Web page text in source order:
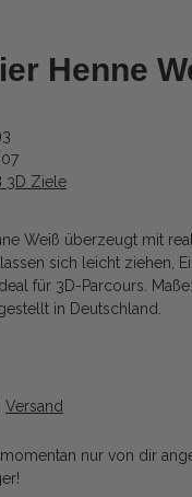
Henne
3D Ziele
Weiß überzeugt mit
sich leicht ziehen,
für 3D-Parcours.
in Deutschland.
Versand
nur von dir